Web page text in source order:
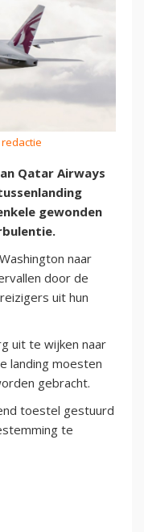
Qatar Airways
gewonden
naar
door de
uit hun
uit te wijken naar
landing moesten
gebracht.
toestel gestuurd
te